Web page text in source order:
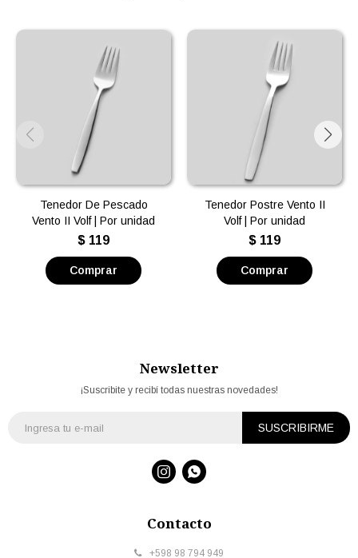
Tenedor De Pescado
Vento II Volf | Por unidad
$ 119
Tenedor Postre Vento II
Volf | Por unidad
$ 119
Contacto
+598 98 794 949
Newsletter
¡Suscribite y recibí todas nuestras novedades!
SUSCRIBIRME
 